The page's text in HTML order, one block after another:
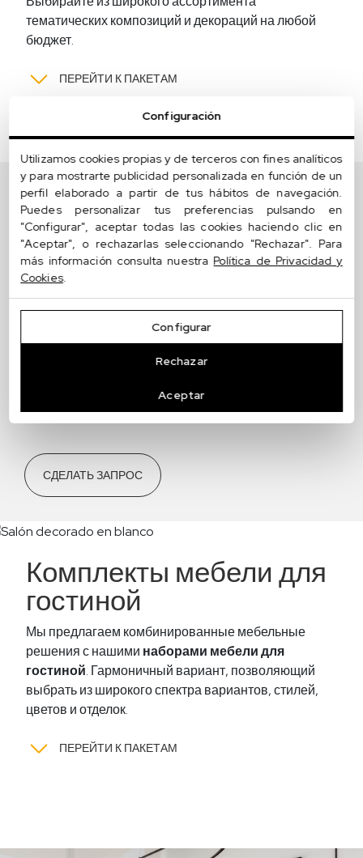
тематических композиций и декораций на любой
бюджет.
ПЕРЕЙТИ К ПАКЕТАМ
Салон
Мы создаем индивидуальные,
функциональные и стильные интерьеры для
гостиных. Мы с элегантностью отвечаем на
потребности повседневной жизни.Дизайн
пространства, подбор мебели,
изготовление мебели по
фурнитура, текстиль… Мы сделаем вашу
гостинуюготовойк переезду.
СДЕЛАТЬ ЗАПРОС
Комплекты мебели для
гостиной
Мы предлагаем комбинированные мебельные
решения с нашими наборами мебели для
гостиной. Гармоничный вариант, позволяющий
выбрать из широкого спектра вариантов, стилей,
цветов и отделок.
ПЕРЕЙТИ К ПАКЕТАМ
Configuración
Utilizamos cookies propias y de terceros con fines analíticos
y para mostrarte publicidad personalizada en función de un
perfil elaborado a partir de tus hábitos de navegación.
Puedes personalizar tus preferencias pulsando en
"Configurar", aceptar todas las cookies haciendo clic en
"Aceptar", o rechazarlas seleccionando "Rechazar". Para
más información consulta nuestra Política de Privacidad y
Cookies.
Configurar
Rechazar
Aceptar